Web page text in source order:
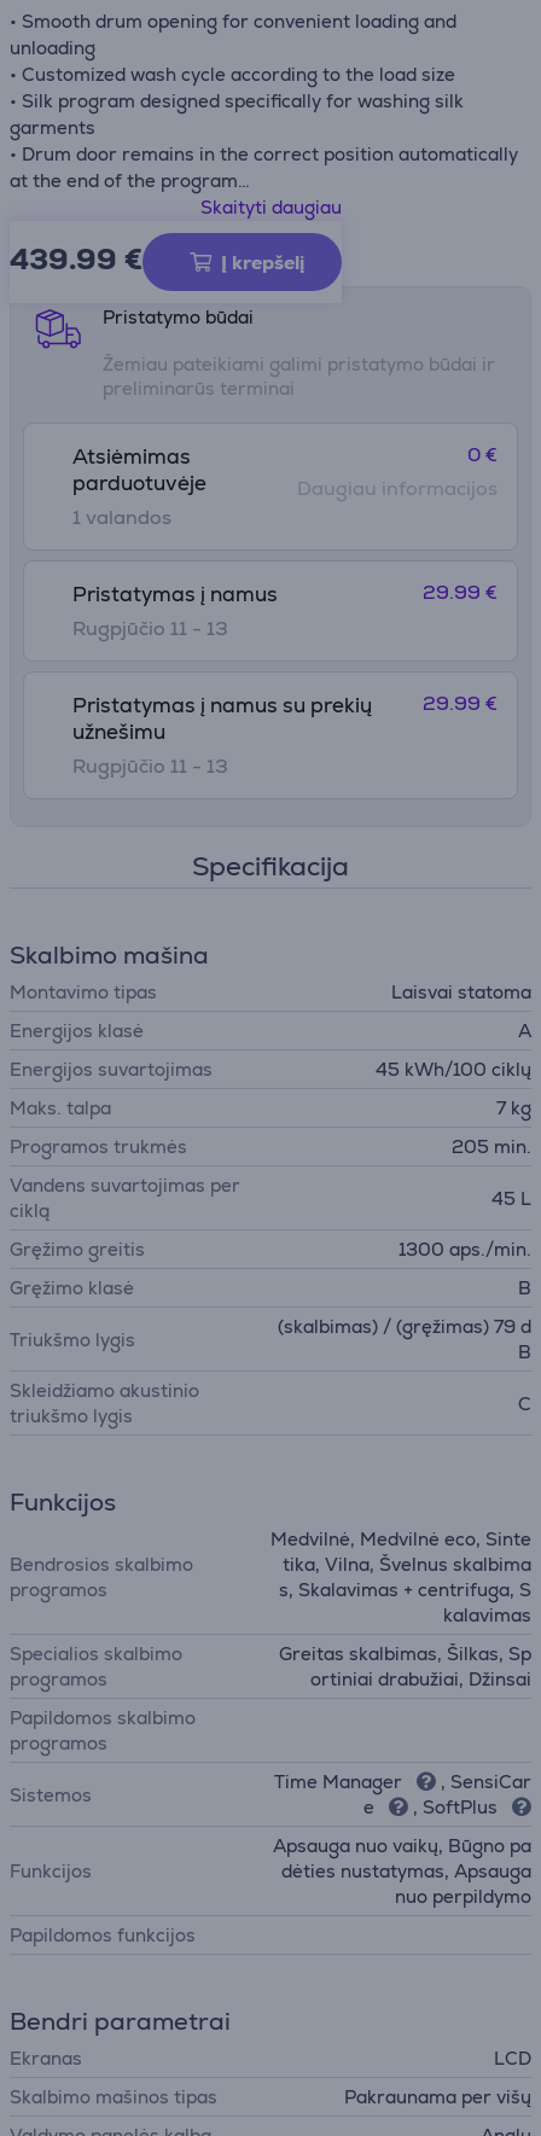
• Smooth drum opening for convenient loading and
unloading
• Customized wash cycle according to the load size
• Silk program designed specifically for washing silk
garments
• Drum door remains in the correct position automatically
at the end of the program
Skaityti daugiau
439.99 € Į krepšelį
Gaminio informacijos lapas
Pristatymo būdai
Žemiau pateikiami galimi pristatymo būdai ir
preliminarūs terminai
Atsiėmimas
parduotuvėje
1 valandos
0 €
Daugiau informacijos
Pristatymas į namus
Rugpjūčio 11 - 13
29.99 €
Pristatymas į namus su prekių
užnešimu
Rugpjūčio 11 - 13
29.99 €
Specifikacija
Skalbimo mašina
Montavimo tipas
Laisvai statoma
Energijos klasė
A
Energijos suvartojimas
45 kWh/100 ciklų
Maks. talpa
7 kg
Programos trukmės
205 min.
Vandens suvartojimas per
ciklą
45 L
Gręžimo greitis
1300 aps./min.
Gręžimo klasė
B
Triukšmo lygis
(skalbimas) / (gręžimas) 79 d
B
Skleidžiamo akustinio
triukšmo lygis
C
Funkcijos
Bendrosios skalbimo
programos
Medvilnė, Medvilnė eco, Sinte
tika, Vilna, Švelnus skalbima
s, Skalavimas + centrifuga, S
kalavimas
Specialios skalbimo
programos
Greitas skalbimas, Šilkas, Sp
ortiniai drabužiai, Džinsai
Papildomos skalbimo
programos
Sistemos
Time Manager
, SensiCar
e
, SoftPlus
Funkcijos
Apsauga nuo vaikų, Būgno pa
dėties nustatymas, Apsauga
nuo perpildymo
Papildomos funkcijos
Bendri parametrai
Ekranas
LCD
Skalbimo mašinos tipas
Pakraunama per višų